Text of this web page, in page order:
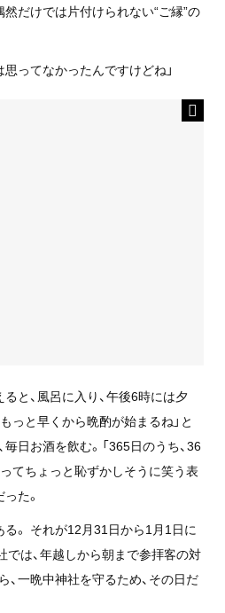
だけでは片付けられない“ご縁”の
ってなかったんですけどね」
と、風呂に入り、午後6時には夕
っと早くから晩酌が始まるね」と
日お酒を飲む。「365日のうち、36
てちょっと恥ずかしそうに笑う表
た。
る。 それが12月31日から1月1日に
では、年越しから朝まで参拝客の対
、一晩中神社を守るため、その日だ